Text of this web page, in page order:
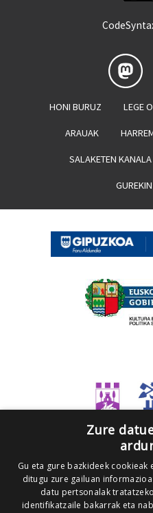
HONI BURUZ LEGE
ARAUAK
SALAKETEN KANALA
Zure
Gu eta gure bazkideek
ditugu zure gailuan
datu pertsonalak
identifikatzaile bakarrak eta